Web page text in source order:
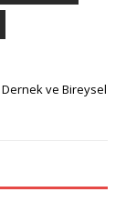
Dernek ve Bireysel